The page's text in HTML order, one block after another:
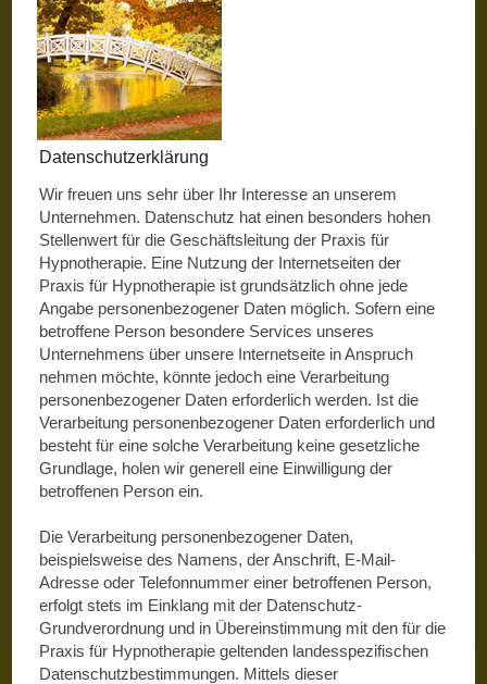
Datenschutzerklärung
Wir freuen uns sehr über Ihr Interesse an unserem
Unternehmen. Datenschutz hat einen besonders hohen
Stellenwert für die Geschäftsleitung der Praxis für
Hypnotherapie. Eine Nutzung der Internetseiten der
Praxis für Hypnotherapie ist grundsätzlich ohne jede
Angabe personenbezogener Daten möglich. Sofern eine
betroffene Person besondere Services unseres
Unternehmens über unsere Internetseite in Anspruch
nehmen möchte, könnte jedoch eine Verarbeitung
personenbezogener Daten erforderlich werden. Ist die
Verarbeitung personenbezogener Daten erforderlich und
besteht für eine solche Verarbeitung keine gesetzliche
Grundlage, holen wir generell eine Einwilligung der
betroffenen Person ein.
Die Verarbeitung personenbezogener Daten,
beispielsweise des Namens, der Anschrift, E-Mail-
Adresse oder Telefonnummer einer betroffenen Person,
erfolgt stets im Einklang mit der Datenschutz-
Grundverordnung und in Übereinstimmung mit den für die
Praxis für Hypnotherapie geltenden landesspezifischen
Datenschutzbestimmungen. Mittels dieser